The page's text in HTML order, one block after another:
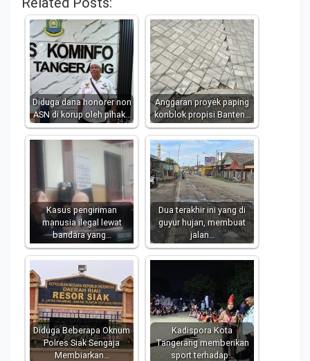
Diduga dana honorer non
ASN di korup oleh pihak…
Anggaran proyek paping
konblok propisi Banten…
Kasus pengiriman
manusia ilegal lewat
bandara yang…
Dua terakhir ini yang di
guyur hujan, membuat
jalan…
Diduga Beberapa Oknum
Polres Siak Sengaja
Membiarkan…
Kadispora Kota
Tangerang memberikan
sport terhadap…